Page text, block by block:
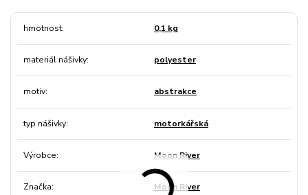
hmotnost 0,1 kg
materiál nášivky polyester
motiv abstrakce
typ nášivky motorkářská
Výrobce Moon River
Značka Moon River